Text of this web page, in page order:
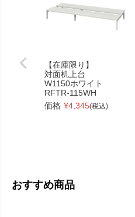
【在庫限り】
対面机上台
W1150ホワイト
RFTR-115WH
価格 ¥4,345(税込)
おすすめ商品